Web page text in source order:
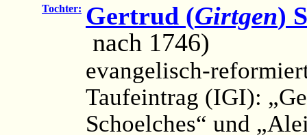
Tochter: Gertrud (Girtgen)
nach 1746)
evangelisch-
Taufeintrag (IGI):
Schoelches“ und